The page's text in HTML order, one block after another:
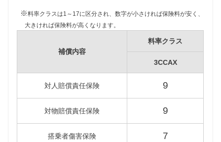
重量税
重量税は車両重量によって異なりますが、3CCAX型
パサートヴァリアントは1000〜1500kgの課税クラス
に該当します。
また3CCAX型パサートヴァリアントはエコカーに認
定されているため重量税が軽減され、7,500円となり
ます。
車検代行料金、一般消耗品の交換費用などを含め車
※料率クラスは1～17に区分され、数字が小さければ保険料が安く、
大きければ保険料が高くなります。
補償内容
料率クラス
3CCAX
対人賠償責任保険 9
対物賠償責任保険 9
搭乗者傷害保険 7